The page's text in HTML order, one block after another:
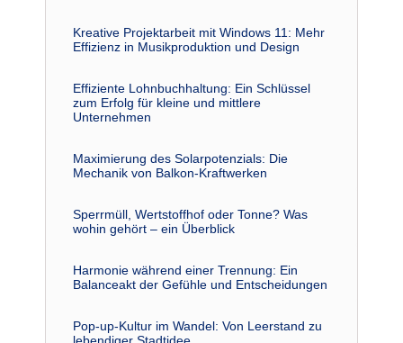
Kreative Projektarbeit mit Windows 11: Mehr
Effizienz in Musikproduktion und Design
Effiziente Lohnbuchhaltung: Ein Schlüssel
zum Erfolg für kleine und mittlere
Unternehmen
Maximierung des Solarpotenzials: Die
Mechanik von Balkon-Kraftwerken
Sperrmüll, Wertstoffhof oder Tonne? Was
wohin gehört – ein Überblick
Harmonie während einer Trennung: Ein
Balanceakt der Gefühle und Entscheidungen
Pop-up-Kultur im Wandel: Von Leerstand zu